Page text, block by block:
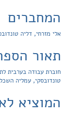
המחברים
אלי מזרחי, דליה
תאור
חוברת עבודה בערבית
טונדובסקי, עמליה השכל
המוציא